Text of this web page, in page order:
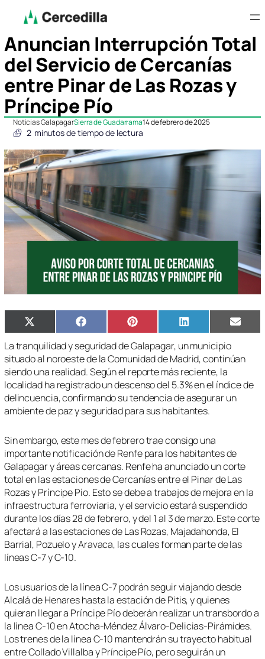
Anuncian Interrupción Total
del Servicio de Cercanías
entre Pinar de Las Rozas y
Príncipe Pío
Noticias GalapagarSierra de Guadarrama14 de febrero de 2025
2 minutos de tiempo de lectura
Compartir
en
X
(Twitter)
Compartir
en
Facebook Compartir
en
Pinterest Compartir
en
LinkedIn
en
Email
La tranquilidad y seguridad de Galapagar, un municipio
situado al noroeste de la Comunidad de Madrid, continúan
siendo una realidad. Según el reporte más reciente, la
localidad ha registrado un descenso del 5.3% en el índice de
delincuencia, confirmando su tendencia de asegurar un
ambiente de paz y seguridad para sus habitantes.
Sin embargo, este mes de febrero trae consigo una
importante notificación de Renfe para los habitantes de
Galapagar y áreas cercanas. Renfe ha anunciado un corte
total en las estaciones de Cercanías entre el Pinar de Las
Rozas y Príncipe Pío. Esto se debe a trabajos de mejora en la
infraestructura ferroviaria, y el servicio estará suspendido
durante los días 28 de febrero, y del 1 al 3 de marzo. Este corte
afectará a las estaciones de Las Rozas, Majadahonda, El
Barrial, Pozuelo y Aravaca, las cuales forman parte de las
líneas C-7 y C-10.
Los usuarios de la línea C-7 podrán seguir viajando desde
Alcalá de Henares hasta la estación de Pitis, y quienes
quieran llegar a Príncipe Pío deberán realizar un transbordo a
la línea C-10 en Atocha-Méndez Álvaro-Delicias-Pirámides.
Los trenes de la línea C-10 mantendrán su trayecto habitual
entre Collado Villalba y Príncipe Pío, pero seguirán un